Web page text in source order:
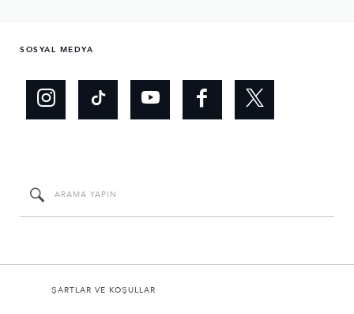
SOSYAL MEDYA
ŞARTLAR VE KOŞULLAR